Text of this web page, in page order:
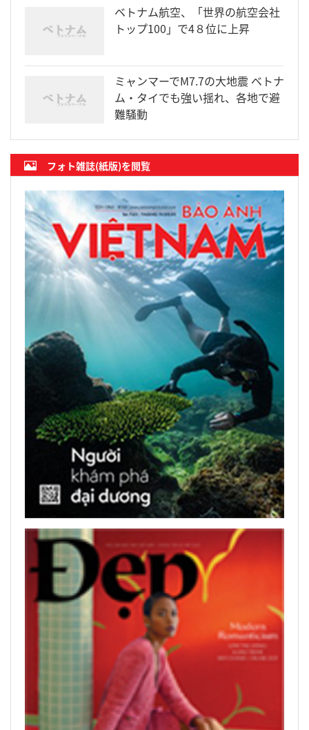
ベトナム航空、「世界の航空会社
トップ100」で4８位に上昇
ミャンマーでM7.7の大地震 ベトナ
ム・タイでも強い揺れ、各地で避
難騒動
フォト雑誌(紙版)を閲覧